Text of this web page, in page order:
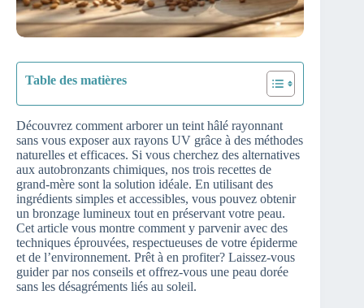
Table des matières
Découvrez comment arborer un teint hâlé rayonnant
sans vous exposer aux rayons UV grâce à des méthodes
naturelles et efficaces. Si vous cherchez des alternatives
aux autobronzants chimiques, nos trois recettes de
grand-mère sont la solution idéale. En utilisant des
ingrédients simples et accessibles, vous pouvez obtenir
un bronzage lumineux tout en préservant votre peau.
Cet article vous montre comment y parvenir avec des
techniques éprouvées, respectueuses de votre épiderme
et de l’environnement. Prêt à en profiter? Laissez-vous
guider par nos conseils et offrez-vous une peau dorée
sans les désagréments liés au soleil.